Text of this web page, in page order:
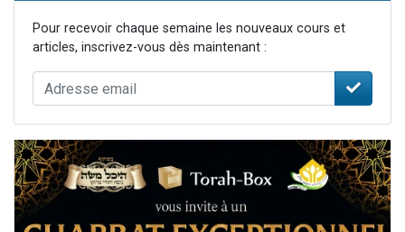
Pour recevoir chaque semaine les nouveaux cours et
articles, inscrivez-vous dès maintenant :